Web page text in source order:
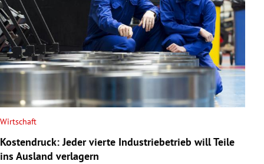
Wirtschaft
Kostendruck: Jeder vierte Industriebetrieb will Teile
ins Ausland verlagern